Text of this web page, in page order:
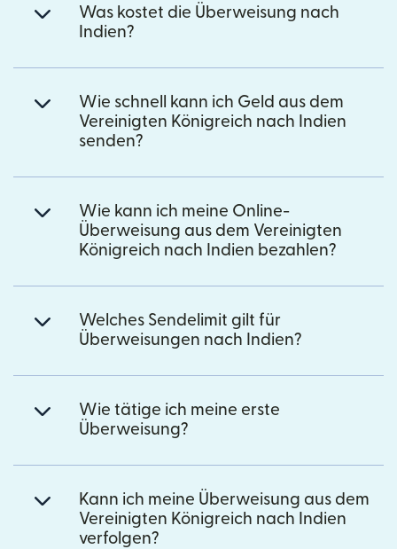
Was kostet die Überweisung nach
Indien?
Wie schnell kann ich Geld aus dem
Vereinigten Königreich nach Indien
senden?
Wie kann ich meine Online-
Überweisung aus dem Vereinigten
Königreich nach Indien bezahlen?
Welches Sendelimit gilt für
Überweisungen nach Indien?
Wie tätige ich meine erste
Überweisung?
Kann ich meine Überweisung aus dem
Vereinigten Königreich nach Indien
verfolgen?